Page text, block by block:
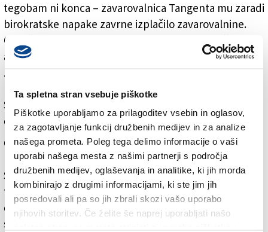
Ta spletna stran vsebuje piškotke
Piškotke uporabljamo za prilagoditev vsebin in oglasov,
za zagotavljanje funkcij družbenih medijev in za analize
našega prometa. Poleg tega delimo informacije o vaši
uporabi našega mesta z našimi partnerji s področja
družbenih medijev, oglaševanja in analitike, ki jih morda
kombinirajo z drugimi informacijami, ki ste jim jih
posredovali ali pa so jih zbrali skozi vašo uporabo
njihovih storitev. Če želite še naprej uporabljati našo
tegobam ni konca – zavarovalnica Tangenta mu zaradi
birokratske napake zavrne izplačilo zavarovalnine.
Ogorčen nad krivico Rajka podpre zavarovalniški
agent Marcel (Gregor Čušin), ki mu omogoči sestanek
z direktorjem zavarovalnice. Situacija se zaostri, ko
Marcel v trenutku obupa ugrabi direktorja (Uroš
Smolej), kar sproži niz kaotičnih in zabavnih
dogodkov na njihovi skupni poti pobega.
Cikel, ki ga Kinoatelje organizira v sodelovanju z
Uradom vlade za Slovence v zamejstvu in po svetu,
Slovenskim filmskim centrom in Deželo FJK, se bo v
tržaškem kinu Ariston zaključil 4. junija s predvajanjem
dokumentarnega filma Ali je bilo kaj avantgardnega?
scenaristov in režiserjev Matevža Jermana in Jurija